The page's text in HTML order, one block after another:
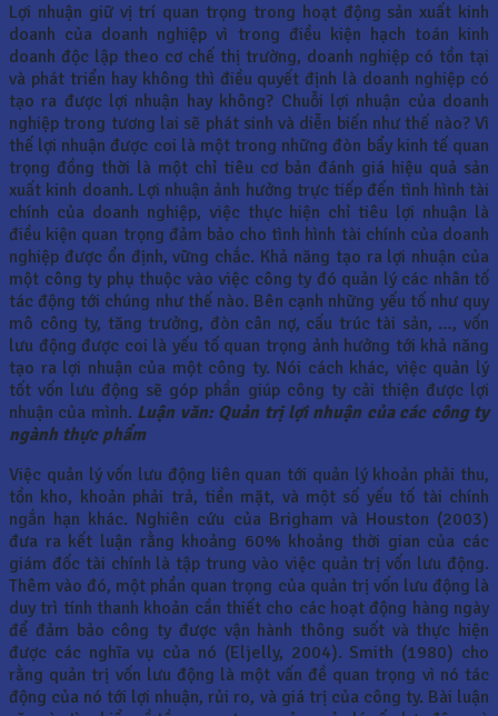
Lợi nhuận giữ vị trí quan trọng trong hoạt động sản xuất kinh
doanh của doanh nghiệp vì trong điều kiện hạch toán kinh
doanh độc lập theo cơ chế thị trường, doanh nghiệp có tồn tại
và phát triển hay không thì điều quyết định là doanh nghiệp có
tạo ra được lợi nhuận hay không? Chuỗi lợi nhuận của doanh
nghiệp trong tương lai sẽ phát sinh và diễn biến như thế nào? Vì
thế lợi nhuận được coi là một trong những đòn bẩy kinh tế quan
trọng đồng thời là một chỉ tiêu cơ bản đánh giá hiệu quả sản
xuất kinh doanh. Lợi nhuận ảnh hưởng trực tiếp đến tình hình tài
chính của doanh nghiệp, việc thực hiện chỉ tiêu lợi nhuận là
điều kiện quan trọng đảm bảo cho tình hình tài chính của doanh
nghiệp được ổn định, vững chắc. Khả năng tạo ra lợi nhuận của
một công ty phụ thuộc vào việc công ty đó quản lý các nhân tố
tác động tới chúng như thế nào. Bên cạnh những yếu tố như quy
mô công ty, tăng trưởng, đòn cân nợ, cấu trúc tài sản, …, vốn
lưu động được coi là yếu tố quan trọng ảnh hưởng tới khả năng
tạo ra lợi nhuận của một công ty. Nói cách khác, việc quản lý
tốt vốn lưu động sẽ góp phần giúp công ty cải thiện được lợi
nhuận của mình. Luận văn: Quản trị lợi nhuận của các công ty
ngành thực phẩm
Việc quản lý vốn lưu động liên quan tới quản lý khoản phải thu,
tồn kho, khoản phải trả, tiền mặt, và một số yếu tố tài chính
ngắn hạn khác. Nghiên cứu của Brigham và Houston (2003)
đưa ra kết luận rằng khoảng 60% khoảng thời gian của các
giám đốc tài chính là tập trung vào việc quản trị vốn lưu động.
Thêm vào đó, một phần quan trọng của quản trị vốn lưu động là
duy trì tính thanh khoản cần thiết cho các hoạt động hàng ngày
để đảm bảo công ty được vận hành thông suốt và thực hiện
được các nghĩa vụ của nó (Eljelly, 2004). Smith (1980) cho
rằng quản trị vốn lưu động là một vấn đề quan trọng vì nó tác
động của nó tới lợi nhuận, rủi ro, và giá trị của công ty. Bài luận